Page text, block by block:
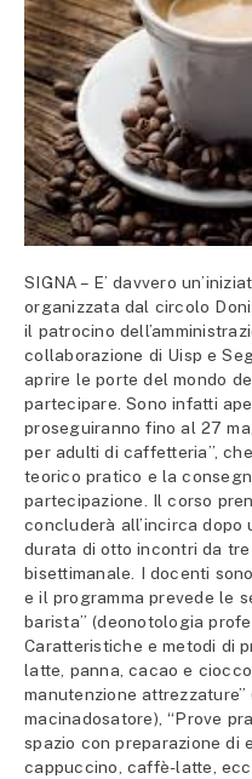
SIGNA – E’ davvero
organizzata dal circolo
il patrocino
collaborazione di Uisp e
aprire le porte del mondo
partecipare. Sono infatti
proseguiranno fino al 27
per adulti di caffetteria”,
teorico pratico e la
partecipazione. Il corso
concluderà all’incirca dopo
durata di otto incontri da
bisettimanale. I docenti
e il programma prevede le
barista” (deonotologia
Caratteristiche e metodi di
latte, panna, cacao e
manutenzione attrezzature”
macinadosatore), “Prove
spazio con preparazione di
cappuccino, caffè-latte,